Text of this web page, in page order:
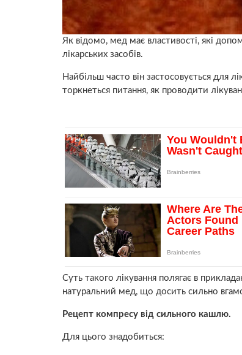
Як відомо, мед має властивості, які
лікарських засобів.
Найбільш часто він застосовується для
торкнеться питання, як проводити
Суть такого лікування полягає в
натуральний мед, що досить сильно
Рецепт компресу від сильного кашлю.
Для цього знадобиться: